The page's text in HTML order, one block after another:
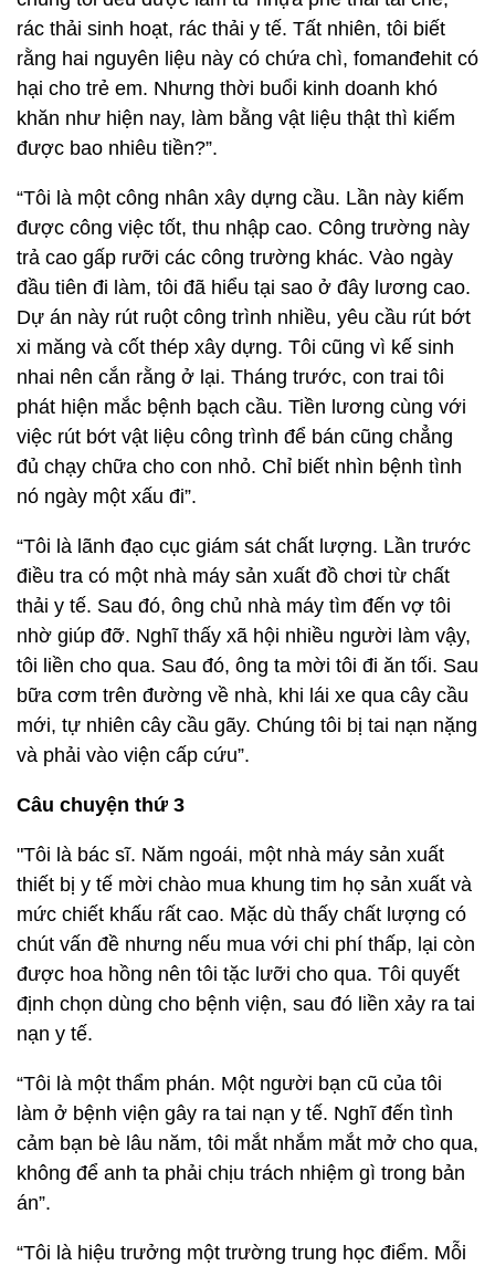
rác thải sinh hoạt, rác thải y tế. Tất nhiên, tôi biết
rằng hai nguyên liệu này có chứa chì, fomanđehit có
hại cho trẻ em. Nhưng thời buổi kinh doanh khó
khăn như hiện nay, làm bằng vật liệu thật thì kiếm
được bao nhiêu tiền?”.
“Tôi là một công nhân xây dựng cầu. Lần này kiếm
được công việc tốt, thu nhập cao. Công trường này
trả cao gấp rưỡi các công trường khác. Vào ngày
đầu tiên đi làm, tôi đã hiểu tại sao ở đây lương cao.
Dự án này rút ruột công trình nhiều, yêu cầu rút bớt
xi măng và cốt thép xây dựng. Tôi cũng vì kế sinh
nhai nên cắn rằng ở lại. Tháng trước, con trai tôi
phát hiện mắc bệnh bạch cầu. Tiền lương cùng với
việc rút bớt vật liệu công trình để bán cũng chẳng
đủ chạy chữa cho con nhỏ. Chỉ biết nhìn bệnh tình
nó ngày một xấu đi”.
“Tôi là lãnh đạo cục giám sát chất lượng. Lần trước
điều tra có một nhà máy sản xuất đồ chơi từ chất
thải y tế. Sau đó, ông chủ nhà máy tìm đến vợ tôi
nhờ giúp đỡ. Nghĩ thấy xã hội nhiều người làm vậy,
tôi liền cho qua. Sau đó, ông ta mời tôi đi ăn tối. Sau
bữa cơm trên đường về nhà, khi lái xe qua cây cầu
mới, tự nhiên cây cầu gãy. Chúng tôi bị tai nạn nặng
và phải vào viện cấp cứu”.
Câu chuyện thứ 3
"Tôi là bác sĩ. Năm ngoái, một nhà máy sản xuất
thiết bị y tế mời chào mua khung tim họ sản xuất và
mức chiết khấu rất cao. Mặc dù thấy chất lượng có
chút vấn đề nhưng nếu mua với chi phí thấp, lại còn
được hoa hồng nên tôi tặc lưỡi cho qua. Tôi quyết
định chọn dùng cho bệnh viện, sau đó liền xảy ra tai
nạn y tế.
“Tôi là một thẩm phán. Một người bạn cũ của tôi
làm ở bệnh viện gây ra tai nạn y tế. Nghĩ đến tình
cảm bạn bè lâu năm, tôi mắt nhắm mắt mở cho qua,
không để anh ta phải chịu trách nhiệm gì trong bản
án”.
“Tôi là hiệu trưởng một trường trung học điểm. Mỗi